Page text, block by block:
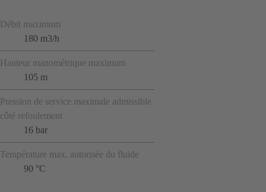
Débit maximum
180 m3/h
Hauteur manométrique maximum
105 m
Pression de service maximale admissible
côté refoulement
16 bar
Température max. autorisée du fluide
90 °C